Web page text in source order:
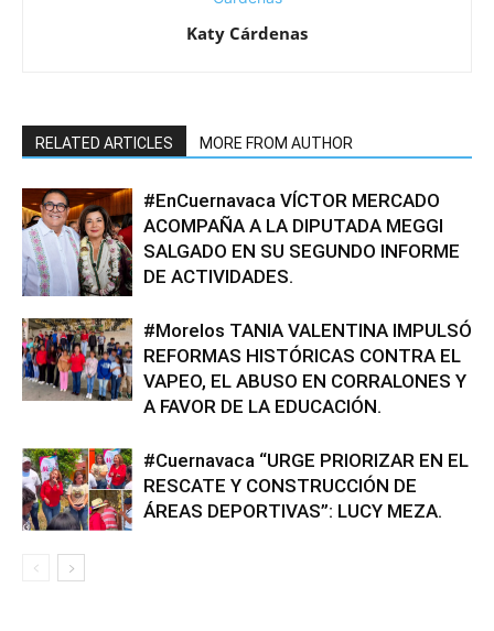
Katy Cárdenas
RELATED ARTICLES MORE FROM AUTHOR
#EnCuernavaca VÍCTOR MERCADO
ACOMPAÑA A LA DIPUTADA MEGGI
SALGADO EN SU SEGUNDO INFORME
DE ACTIVIDADES.
#Morelos TANIA VALENTINA IMPULSÓ
REFORMAS HISTÓRICAS CONTRA EL
VAPEO, EL ABUSO EN CORRALONES Y
A FAVOR DE LA EDUCACIÓN.
#Cuernavaca “URGE PRIORIZAR EN EL
RESCATE Y CONSTRUCCIÓN DE
ÁREAS DEPORTIVAS”: LUCY MEZA.